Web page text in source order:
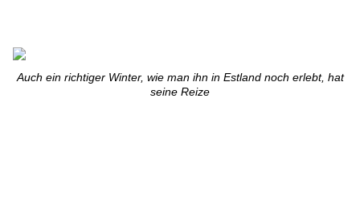
Auch ein richtiger Winter, wie man ihn in Estland noch erlebt, hat
seine Reize